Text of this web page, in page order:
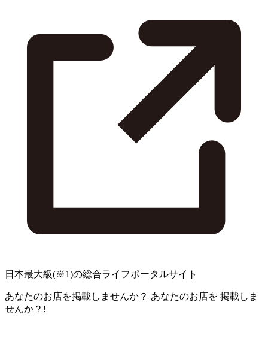
日本最大級(※1)の総合ライフポータルサイト
あなたのお店を掲載しませんか？ あなたのお店を 掲載しま
せんか？!